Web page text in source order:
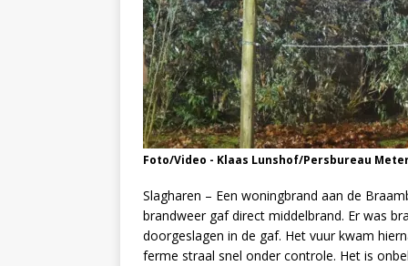
Foto/Video - Klaas Lunshof/Persbureau
Slagharen – Een woningbrand aan de
brandweer gaf direct middelbrand. Er was
doorgeslagen in de gaf. Het vuur kwam
ferme straal snel onder controle. Het is